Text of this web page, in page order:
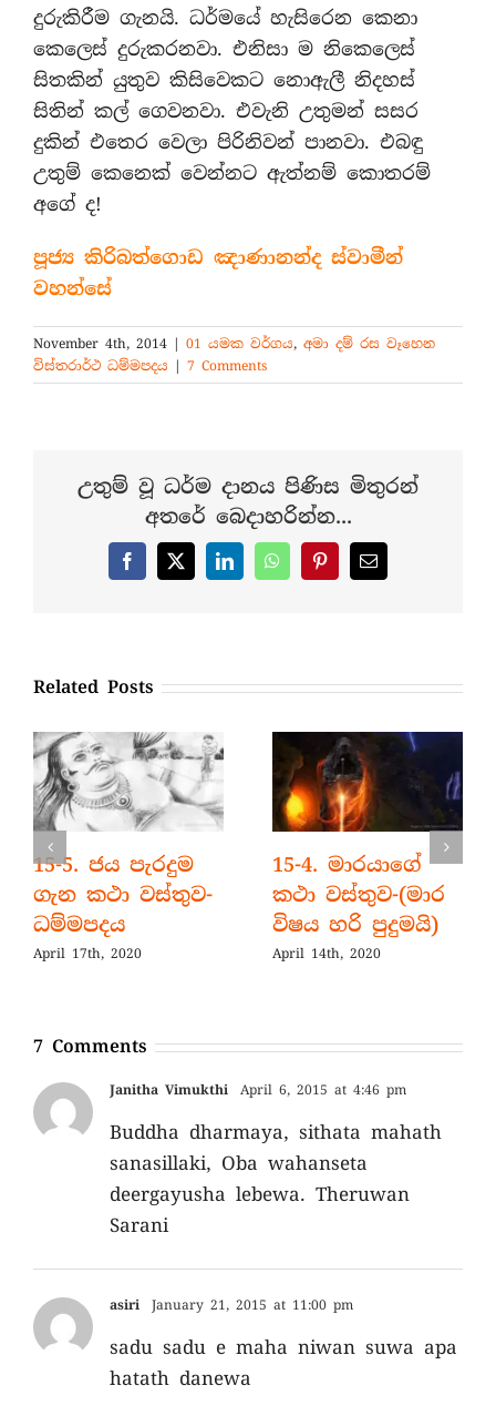
දුරුකිරීම ගැනයි. ධර්මයේ හැසිරෙන කෙනා
කෙලෙස් දුරුකරනවා. එනිසා ම නිකෙලෙස්
සිතකින් යුතුව කිසිවෙකට නොඇලී නිදහස්
සිතින් කල් ගෙවනවා. එවැනි උතුමන් සසර
දුකින් එතෙර වෙලා පිරිනිවන් පානවා. එබඳු
උතුම් කෙනෙක් වෙන්නට ඇත්නම් කොතරම්
අගේ ද!
පූජ්‍ය කිරිබත්ගොඩ ඤාණානන්ද ස්වාමීන්
වහන්සේ
November 4th, 2014 | 01 යමක වර්ගය, අමා දම් රස වෑහෙන
විස්තරාර්ථ ධම්මපදය | 7 Comments
උතුම් වූ ධර්ම දානය පිණිස මිතුරන්
අතරේ බෙදාහරින්න...
Facebook
X LinkedInWhatsAppPinterestEmail
Related Posts
15-5. ජය පැරදුම
ගැන කථා වස්තුව-
ධම්මපදය
April 17th, 2020
15-4. මාරයාගේ
කථා වස්තුව-(මාර
විෂය හරි පුදුමයි)
April 14th, 2020
7 Comments
Janitha Vimukthi April 6, 2015 at 4:46 pm
Buddha dharmaya, sithata mahath
sanasillaki, Oba wahanseta
deergayusha lebewa. Theruwan
Sarani
asiri January 21, 2015 at 11:00 pm
sadu sadu e maha niwan suwa apa
hatath danewa